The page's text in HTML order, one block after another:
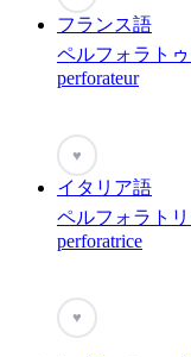
フランス語
ペルフォラト
perforateur
♥
イタリア語
ペルフォラト
perforatrice
♥